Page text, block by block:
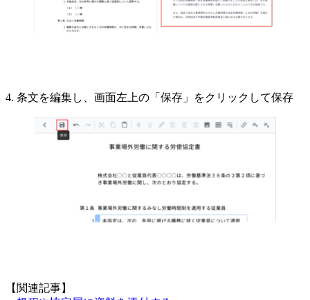
4. 条文を編集し、画面左上の「保存」をクリックして保存
【関連記事】